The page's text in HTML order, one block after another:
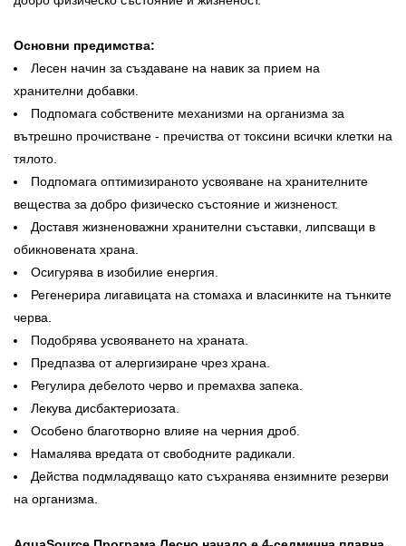
Основни предимства:
Лесен начин за създаване на навик за прием на
хранителни добавки.
Подпомага собствените механизми на организма за
вътрешно прочистване - пречиства от токсини всички клетки на
тялото.
Подпомага оптимизираното усвояване на хранителните
вещества за добро физическо състояние и жизненост.
Доставя жизненоважни хранителни съставки, липсващи в
обикновената храна.
Осигурява в изобилие енергия.
Регенерира лигавицата на стомаха и власинките на тънките
черва.
Подобрява усвояването на храната.
Предпазва от алергизиране чрез храна.
Регулира дебелото черво и премахва запека.
Лекува дисбактериозата.
Особено благотворно влияе на черния дроб.
Намалява вредата от свободните радикали.
Действа подмладяващо като съхранява ензимните резерви
на организма.